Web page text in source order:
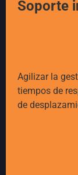
Soporte
Agilizar la
tiempos de
de